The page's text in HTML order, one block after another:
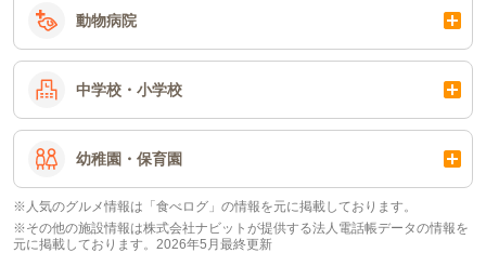
動物病院
中学校・小学校
幼稚園・保育園
※人気のグルメ情報は「食べログ」の情報を元に掲載しております。
※その他の施設情報は株式会社ナビットが提供する法人電話帳データの情報を
元に掲載しております。2026年5月最終更新